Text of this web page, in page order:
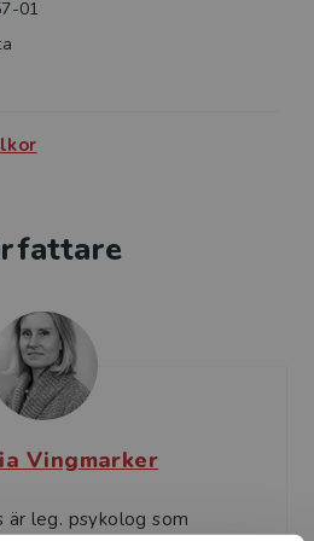
01
Vingmarker
är leg. psykolog som